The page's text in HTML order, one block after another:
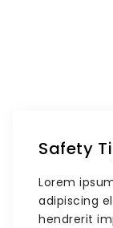
Safety
Lorem
adipiscing
hendrerit